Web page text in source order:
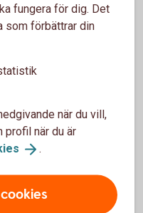
innan du
fungera för dig. Det
som förbättrar din
när du vill,
profil när du är
.